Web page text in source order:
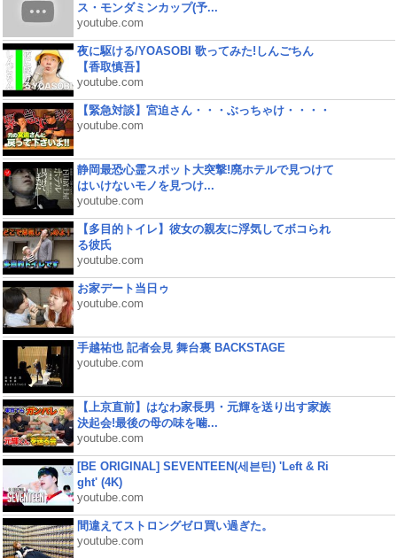
ス・モンダミンカップ(予...
youtube.com
夜に駆ける/YOASOBI 歌ってみた!しんごちん
【香取慎吾】
youtube.com
【緊急対談】宮迫さん・・・ぶっちゃけ・・・・
youtube.com
静岡最恐心霊スポット大突撃!廃ホテルで見つけて
はいけないモノを見つけ...
youtube.com
【多目的トイレ】彼女の親友に浮気してボコられ
る彼氏
youtube.com
お家デート当日ゥ
youtube.com
手越祐也 記者会見 舞台裏 BACKSTAGE
youtube.com
【上京直前】はなわ家長男・元輝を送り出す家族
決起会!最後の母の味を噛...
youtube.com
[BE ORIGINAL] SEVENTEEN(세븐틴) 'Left & Ri
ght' (4K)
youtube.com
間違えてストロングゼロ買い過ぎた。
youtube.com